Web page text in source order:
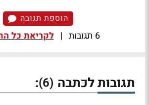
הוספת תגובה
6 תגובות | לקריאת כל
תגובות לכתבה (6)
: